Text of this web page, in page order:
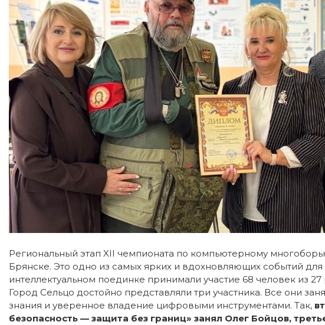
Региональный этап XII чемпионата по компьютерному
Брянске. Это одно из самых ярких и вдохновляющих событий
интеллектуальном поединке принимали участие 68 человек из
Город Сельцо достойно представляли три участника. Все они
знания и уверенное владение цифровыми инструментами. Так,
безопасность — защита без границ» занял Олег Бойцов,